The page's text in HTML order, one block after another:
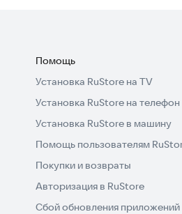
Помощь
Установка RuStore на TV
Установка RuStore на телефон
Установка RuStore в машину
Помощь пользователям
Покупки и возвраты
Авторизация в RuStore
Сбой обновления приложений